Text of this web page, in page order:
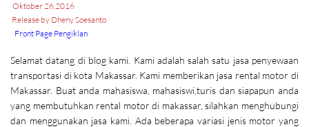
Oktober 26,2016
Release by Dheny Soesanto
Front Page Pengiklan
Selamat datang di blog kami. Kami adalah salah satu jasa penyewaan
transportasi di kota Makassar. Kami memberikan jasa rental motor di
Makassar. Buat anda mahasiswa, mahasiswi,turis dan siapapun anda
yang membutuhkan rental motor di makassar, silahkan menghubungi
dan menggunakan jasa kami. Ada beberapa variasi jenis motor yang